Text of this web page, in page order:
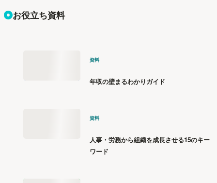
お役立ち資料
資料
年収の壁まるわかりガイド
資料
人事・労務から組織を成長させる15のキー
ワード